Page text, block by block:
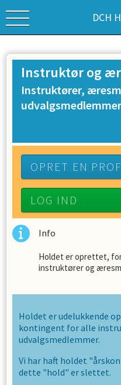
DCH
Instruktør og
Instruktører,
OPRET EN
LOG IND
Info
Holdet er oprettet,
instruktører og
Holdet er udelukkende
kontingent for alle
udvalgsmedlemmer.
Vi har haft holdet
dette "hold" er slettet.